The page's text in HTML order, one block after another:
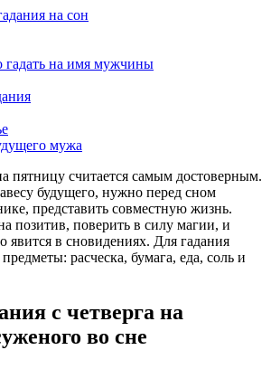
на сон
гадать на имя мужчины
мужа
пятницу считается самым достоверным.
будущего, нужно перед сном
представить совместную жизнь.
позитив, поверить в силу магии, и
явится в сновидениях. Для гадания
расческа, бумага, еда, соль и
с четверга на
во сне